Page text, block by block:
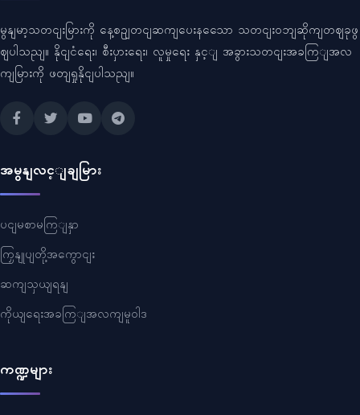
မွနျမာ့သတငျးမြားကို နေ့စဥျတငျဆကျပေးနသေော သတငျးဝဘျဆိုကျတဈခုဖွ
ဈပါသညျ။ နိုငျငံရေး၊ စီးပှားရေး၊ လူမှုရေး နှင့ျ အခွားသတငျးအခကြျအလ
ကျမြားကို ဖတျရှုနိုငျပါသညျ။
အမွနျလင့ျချမြား
ပငျမစာမကြျနှာ
ကြှနျုပျတို့အကွောငျး
ဆကျသှယျရနျ
ကိုယျရေးအခကြျအလကျမူဝါဒ
ကဏ္ဍများ